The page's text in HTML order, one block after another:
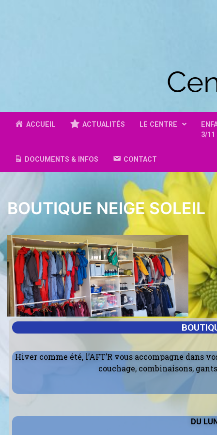
ACCUEIL ACTUALITÉS LE CENTRE
3/11
DOCUMENTS & INFOS CONTACT
BOUTIQUE NEIGE SOLEIL
Hiver comme été, l’AFT’R vous accompagne dans
couchage, combinaisons,
DU